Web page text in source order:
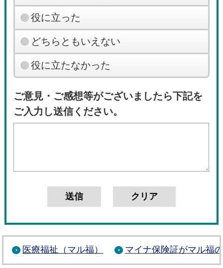
役に立った
どちらともいえない
役に立たなかった
ご意見・ご感想等がございましたら下記を
ご入力し送信ください。
医療福祉（マル福） マイナ保険証がマル福